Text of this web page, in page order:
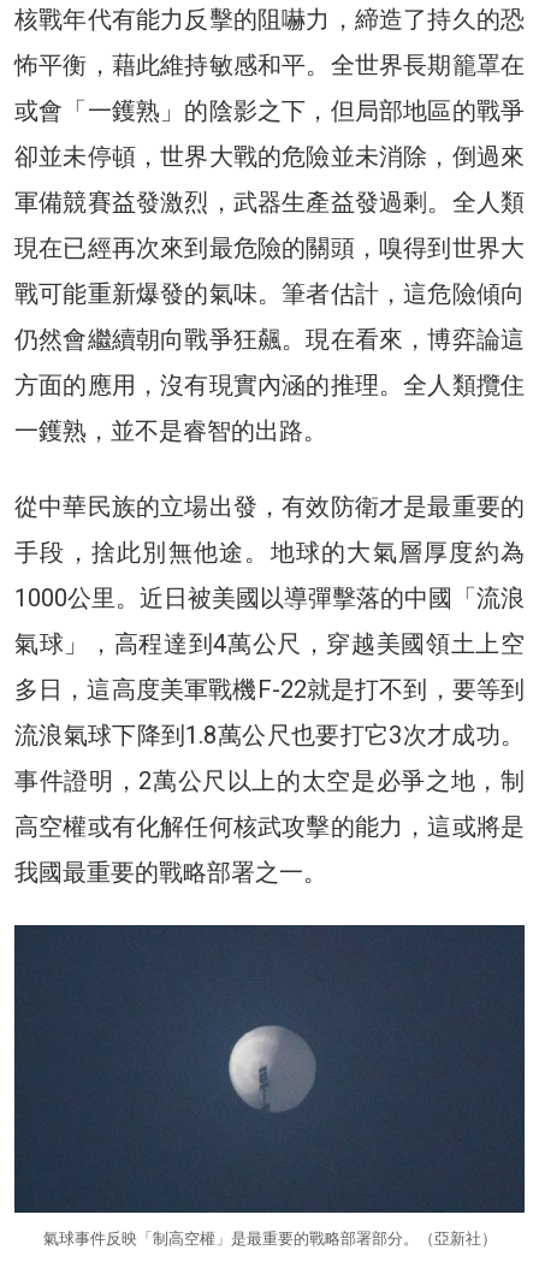
核戰年代有能力反擊的阻嚇力，締造了持久的恐
怖平衡，藉此維持敏感和平。全世界長期籠罩在
或會「一鑊熟」的陰影之下，但局部地區的戰爭
卻並未停頓，世界大戰的危險並未消除，倒過來
軍備競賽益發激烈，武器生產益發過剩。全人類
現在已經再次來到最危險的關頭，嗅得到世界大
戰可能重新爆發的氣味。筆者估計，這危險傾向
仍然會繼續朝向戰爭狂飆。現在看來，博弈論這
方面的應用，沒有現實內涵的推理。全人類攬住
一鑊熟，並不是睿智的出路。
從中華民族的立場出發，有效防衛才是最重要的
手段，捨此別無他途。地球的大氣層厚度約為
1000公里。近日被美國以導彈擊落的中國「流浪
氣球」，高程達到4萬公尺，穿越美國領土上空
多日，這高度美軍戰機F-22就是打不到，要等到
流浪氣球下降到1.8萬公尺也要打它3次才成功。
事件證明，2萬公尺以上的太空是必爭之地，制
高空權或有化解任何核武攻擊的能力，這或將是
我國最重要的戰略部署之一。
氣球事件反映「制高空權」是最重要的戰略部署部分。（亞新社）